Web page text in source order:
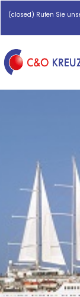
(closed) Rufen Sie